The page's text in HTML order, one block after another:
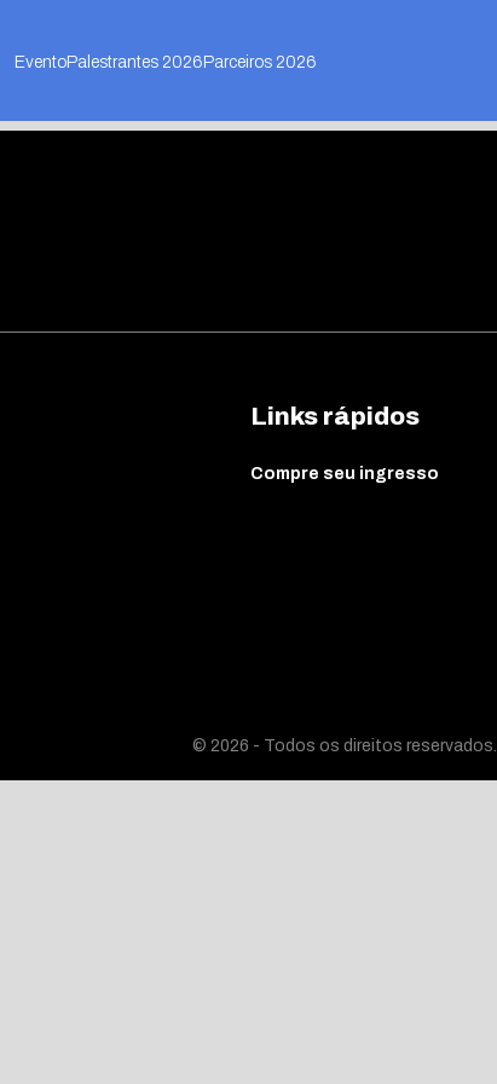
EventoPalestrantes 2026Parceiros 2026
Links rápidos
Compre seu ingresso
© 2026 - Todos os direitos reservados.